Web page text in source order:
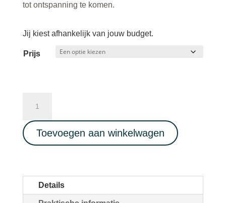
tot ontspanning te komen.
Jij kiest afhankelijk van jouw budget.
Prijs
SOUNDHEALING
CONCERT
Sound
14/02/2025
Toevoegen aan winkelwagen
Details